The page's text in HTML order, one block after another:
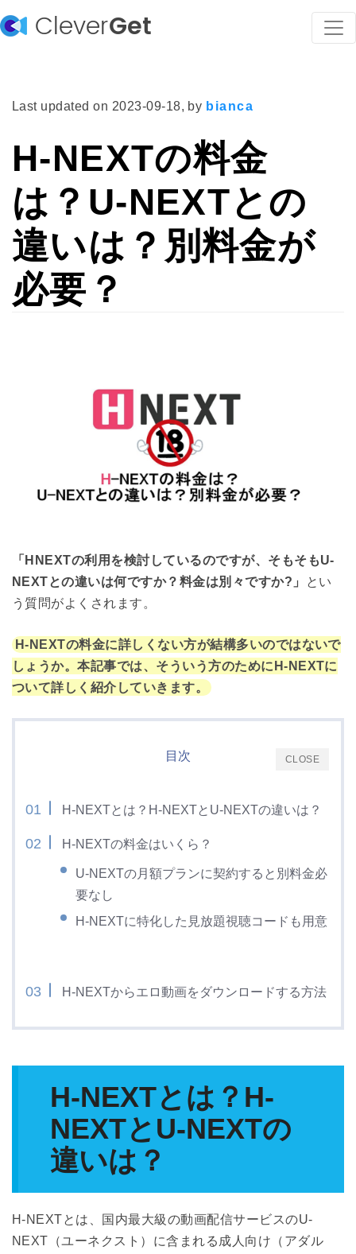
CleverGet
Last updated on 2023-09-18, by bianca
H-NEXTの料金
は？U-NEXTとの
違いは？別料金が
必要？
「HNEXTの利用を検討しているのですが、そもそもU-
NEXTとの違いは何ですか？料金は別々ですか?」
とい
う質問がよくされます。
H-NEXTの料金に詳しくない方が結構多いのではないで
しょうか。本記事では、そういう方のためにH-NEXTに
ついて詳しく紹介していきます。
目次 CLOSE
H-NEXTとは？H-NEXTとU-NEXTの違いは？
H-NEXTの料金はいくら？
U-NEXTの月額プランに契約すると別料金必
要なし
H-NEXTに特化した見放題視聴コードも用意
H-NEXTからエロ動画をダウンロードする方法
H-NEXTとは？H-
NEXTとU-NEXTの
違いは？
H-NEXTとは、国内最大級の動画配信サービスのU-
NEXT（ユーネクスト）に含まれる成人向け（アダル